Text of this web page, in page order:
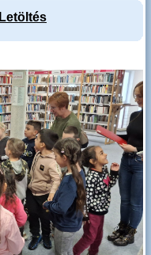
Letöltés